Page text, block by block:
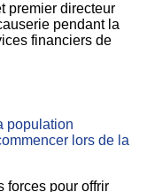
premier directeur
pendant la
financiers de
population
lors de la
forces pour offrir